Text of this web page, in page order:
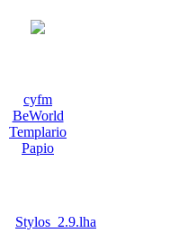
cyfm
BeWorld
Templario
Papio
Stylos_2.9.lha